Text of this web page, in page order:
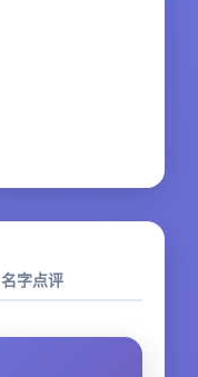
名字点评